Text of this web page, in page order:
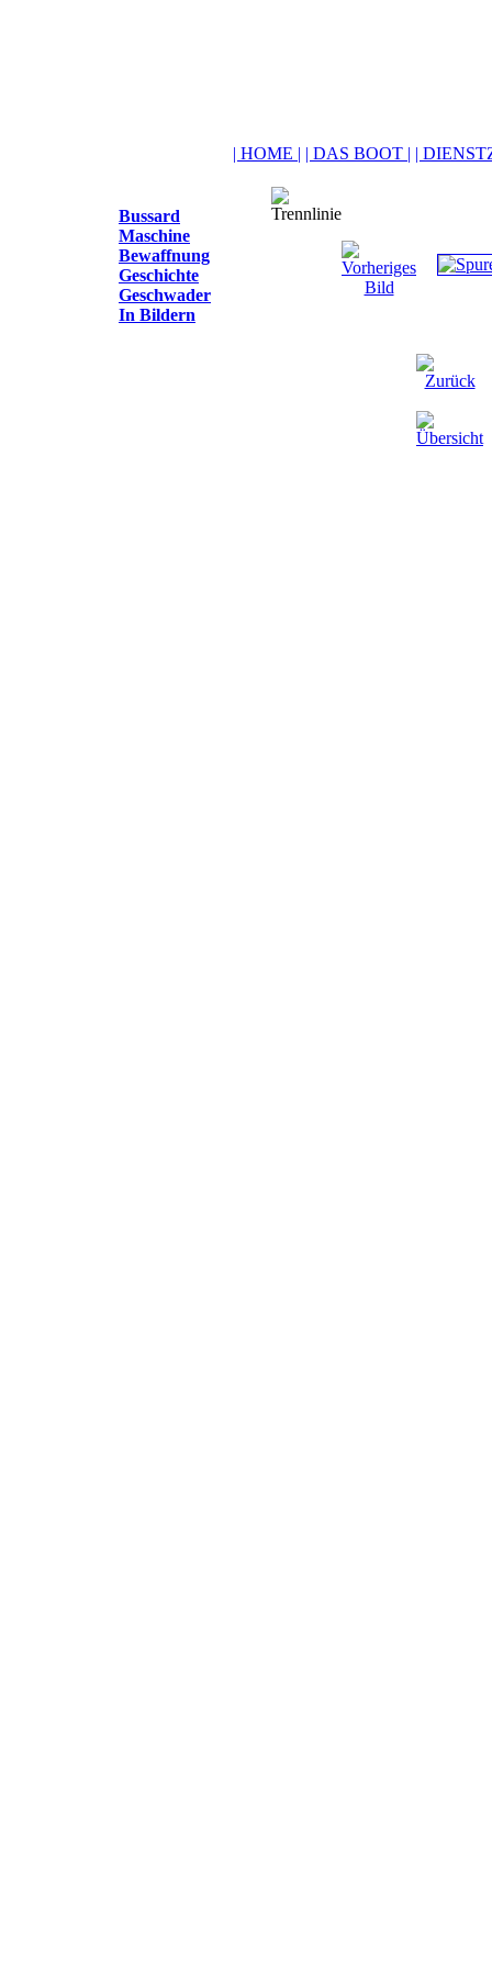
| HOME | | DAS BOOT | |
Bussard
Maschine
Bewaffnung
Geschichte
Geschwader
In Bildern